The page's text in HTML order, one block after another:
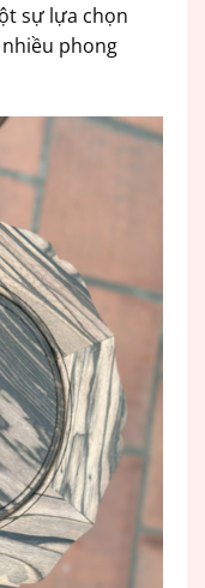
sự lựa chọn
phong